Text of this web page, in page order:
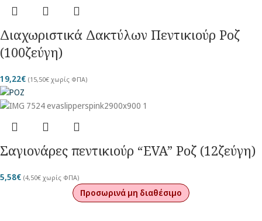
Διαχωριστικά Δακτύλων Πεντικιούρ Ροζ
(100ζεύγη)
19,22€ (15,50€ χωρίς ΦΠΑ)
Σαγιονάρες πεντικιούρ “EVA” Ροζ (12ζεύγη)
5,58€ (4,50€ χωρίς ΦΠΑ)
Προσωρινά μη διαθέσιμο